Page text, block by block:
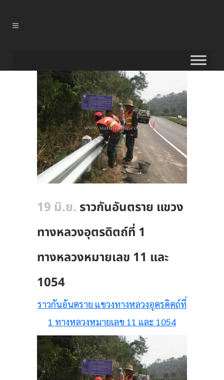
19 มิ.ย. ราวกันอันตราย แขวง
ทางหลวงอุตรดิตถ์ที่ 1
ทางหลวงหมายเลข 11 และ
1054
ราวกันอันตราย แขวงทางหลวงอุตรดิตถ์ที่
1 ทางหลวงหมายเลข 11 และ 1054